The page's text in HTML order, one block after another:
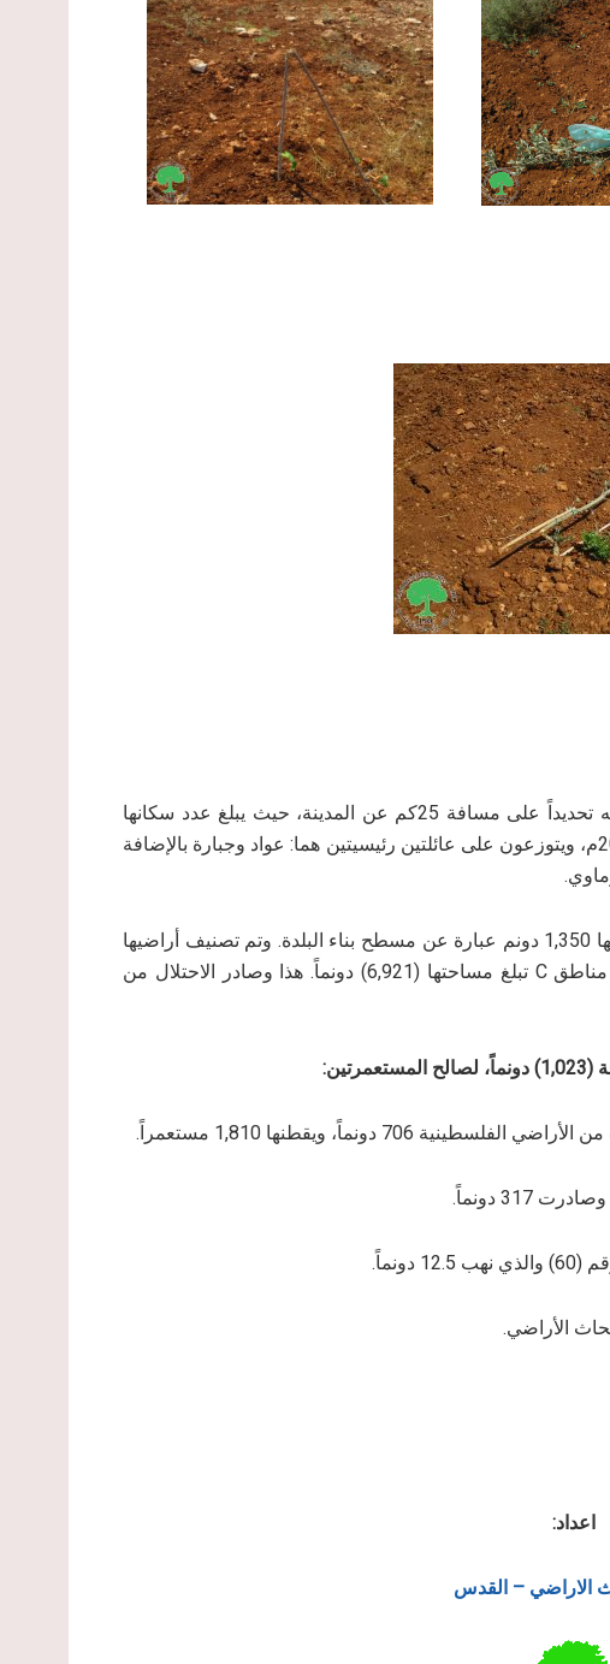
تقع بلدة ترمسعيا إلى الشمال الشرقي لمدينة رام الله تحديداً على مسافة 25كم عن المدينة، حيث يبلغ عدد سكانها
المقيمين بالبلدة حالياً قرابة 2464 نسمة حتى عام 2017م، ويتوزعون على عائلتين رئيسيتين هما: عواد وجبارة بالإضافة
تبلغ المساحة الإجمالية لبلدة ترمسعيا 18,139 دونم منها 1,350 دونم عبارة عن مسطح بناء البلدة. وتم تصنيف أراضيها
إلى مناطق B والبالغة مساحتها (11,218) دونماً بينما مناطق C تبلغ مساحتها (6,921) دونماً. هذا وصادر الاحتلال من
الأراضي.
اعداد:
الاراضي – القدس